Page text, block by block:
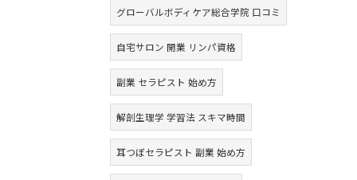
グローバルボディケア総合学院 口コミ
自宅サロン 開業 リンパ資格
副業 セラピスト 始め方
解剖生理学 学習法 スキマ時間
耳つぼセラピスト 副業 始め方